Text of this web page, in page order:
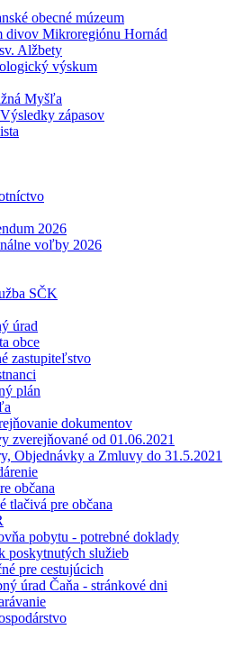
obecné múzeum
divov Mikroregiónu Hornád
Alžbety
výskum
Myšľa
Výsledky zápasov
2026
voľby 2026
SČK
úrad
obce
zastupiteľstvo
plán
dokumentov
zverejňované od 01.06.2021
Objednávky a Zmluvy do 31.5.2021
občana
tlačivá pre občana
pobytu - potrebné doklady
poskytnutých služieb
pre cestujúcich
úrad Čaňa - stránkové dni